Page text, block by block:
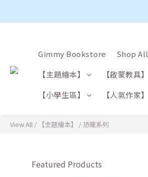
Gimmy Bookstore Shop All
【主題繪本】
【啟蒙教具】
【小學生區】
【人氣作家】
View All / 【主題繪本】 / 恐龍系列
Featured Products